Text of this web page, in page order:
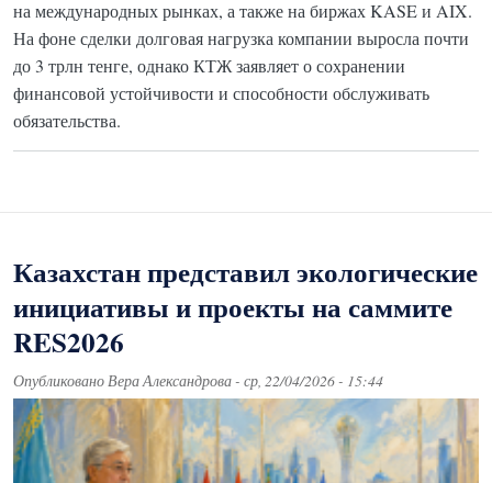
на международных рынках, а также на биржах KASE и AIX.
На фоне сделки долговая нагрузка компании выросла почти
до 3 трлн тенге, однако КТЖ заявляет о сохранении
финансовой устойчивости и способности обслуживать
обязательства.
Казахстан представил экологические
инициативы и проекты на саммите
RES2026
Опубликовано Вера Александрова- ср, 22/04/2026 - 15:44